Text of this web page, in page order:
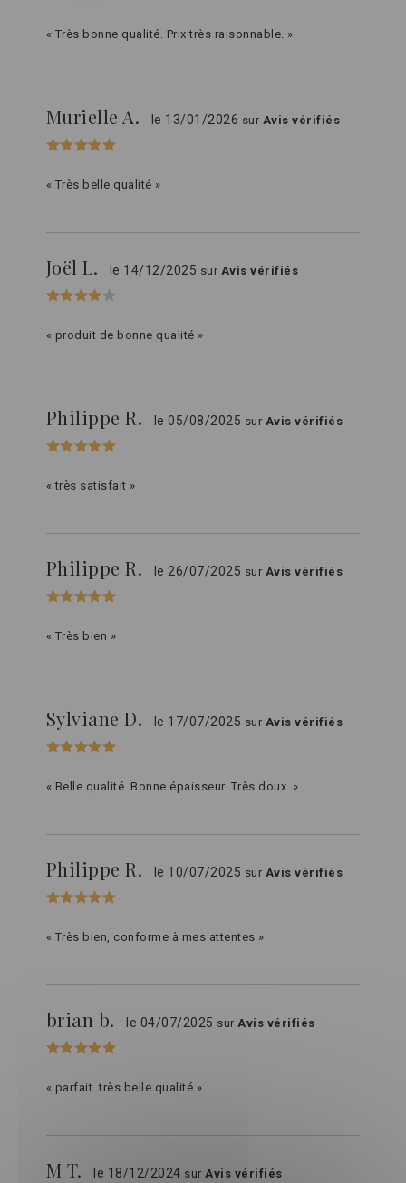
« Très bonne qualité. Prix très raisonnable. »
Murielle A. le 13/01/2026 sur Avis vérifiés
« Très belle qualité »
Joël L. le 14/12/2025 sur Avis vérifiés
« produit de bonne qualité »
Philippe R. le 05/08/2025 sur Avis vérifiés
« très satisfait »
Philippe R. le 26/07/2025 sur Avis vérifiés
« Très bien »
Sylviane D. le 17/07/2025 sur Avis vérifiés
« Belle qualité. Bonne épaisseur. Très doux. »
Philippe R. le 10/07/2025 sur Avis vérifiés
« Très bien, conforme à mes attentes »
brian b. le 04/07/2025 surAvis vérifiés
« parfait. très belle qualité »
M T. le 18/12/2024 surAvis vérifiés